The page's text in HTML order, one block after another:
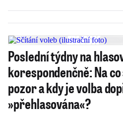
Poslední týdny na
korespondenčně: Na
pozor a kdy je volba
»přehlasována«?